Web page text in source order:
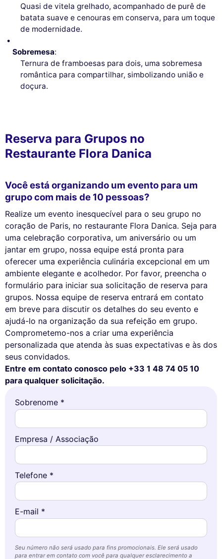
Quasi de vitela grelhado, acompanhado de purê de
batata suave e cenouras em conserva, para um toque
de modernidade.
Sobremesa:
Ternura de framboesas para dois, uma sobremesa
romântica para compartilhar, simbolizando união e
doçura.
Reserva para Grupos no
Restaurante Flora Danica
Você está organizando um evento para um
grupo com mais de 10 pessoas?
Realize um evento inesquecível para o seu grupo no
coração de Paris, no restaurante Flora Danica. Seja para
uma celebração corporativa, um aniversário ou um
jantar em grupo, nossa equipe está pronta para
oferecer uma experiência culinária excepcional em um
ambiente elegante e acolhedor. Por favor, preencha o
formulário para iniciar sua solicitação de reserva para
grupos. Nossa equipe de reserva entrará em contato
em breve para discutir os detalhes do seu evento e
ajudá-lo na organização da sua refeição em grupo.
Comprometemo-nos a criar uma experiência
personalizada que atenda às suas expectativas e às dos
seus convidados.
Entre em contato conosco pelo +33 1 48 74 05 10
para qualquer solicitação.
Sobrenome *
Empresa / Associação
Telefone *
E-mail *
Seu número não será usado para fins promocionais. Ele será usado
para entrar em contato com você para qualquer esclarecimento a